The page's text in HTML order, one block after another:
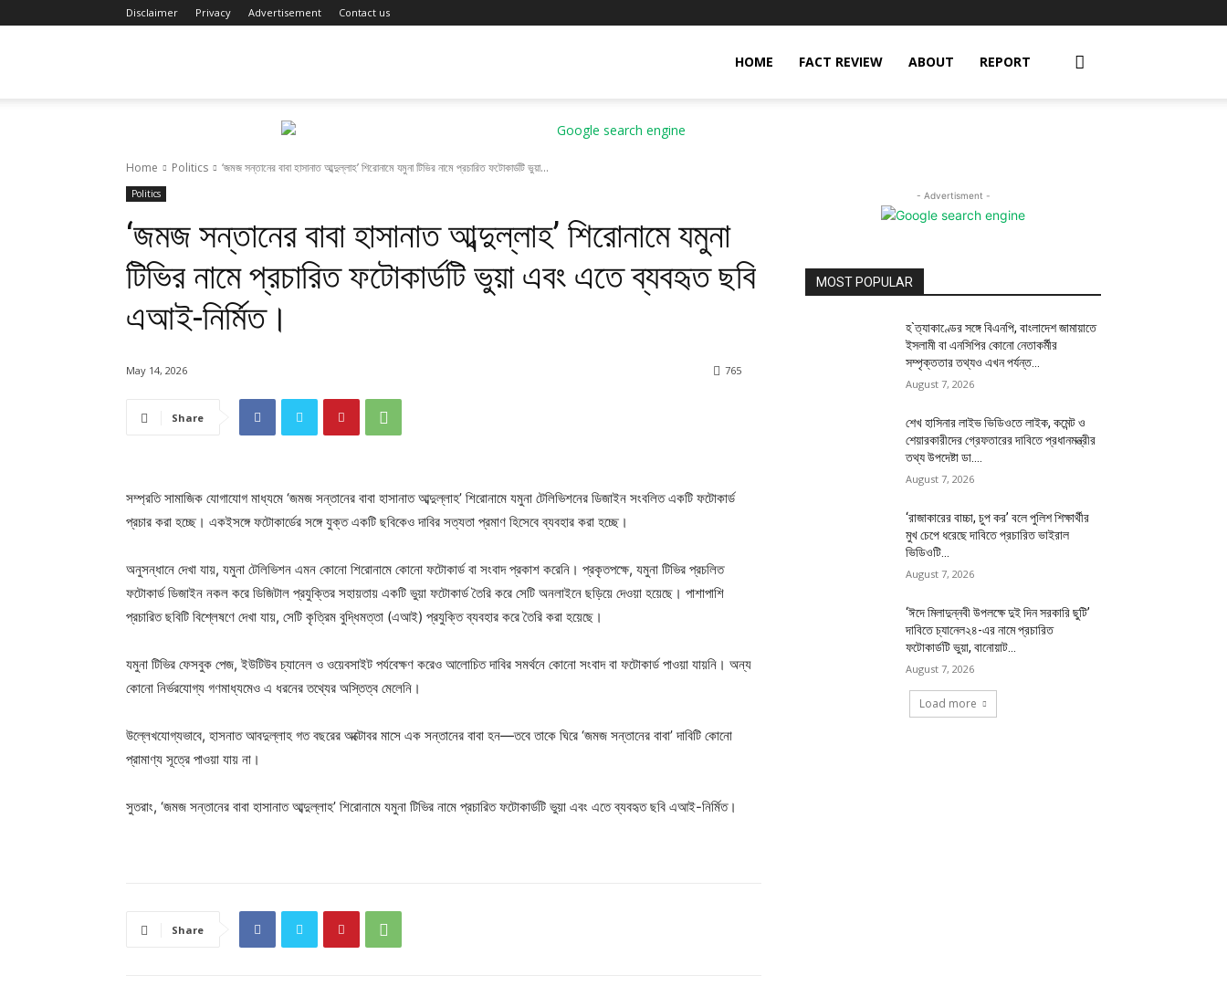
Disclaimer Privacy Advertisement Contact us
HOME FACT REVIEW ABOUT REPORT
Home Politics ‘জমজ সন্তানের বাবা হাসানাত আব্দুল্লাহ’ শিরোনামে যমুনা টিভির নামে প্রচারিত ফটোকার্ডটি ভুয়া...
Politics
‘জমজ সন্তানের বাবা হাসানাত আব্দুল্লাহ’ শিরোনামে যমুনা
টিভির নামে প্রচারিত ফটোকার্ডটি ভুয়া এবং এতে ব্যবহৃত ছবি
এআই-নির্মিত।
May 14, 2026 765
Share
সম্প্রতি সামাজিক যোগাযোগ মাধ্যমে ‘জমজ সন্তানের বাবা হাসানাত আব্দুল্লাহ’ শিরোনামে যমুনা টেলিভিশনের ডিজাইন সংবলিত একটি ফটোকার্ড
প্রচার করা হচ্ছে। একইসঙ্গে ফটোকার্ডের সঙ্গে যুক্ত একটি ছবিকেও দাবির সত্যতা প্রমাণ হিসেবে ব্যবহার করা হচ্ছে।
অনুসন্ধানে দেখা যায়, যমুনা টেলিভিশন এমন কোনো শিরোনামে কোনো ফটোকার্ড বা সংবাদ প্রকাশ করেনি। প্রকৃতপক্ষে, যমুনা টিভির প্রচলিত
ফটোকার্ড ডিজাইন নকল করে ডিজিটাল প্রযুক্তির সহায়তায় একটি ভুয়া ফটোকার্ড তৈরি করে সেটি অনলাইনে ছড়িয়ে দেওয়া হয়েছে। পাশাপাশি
প্রচারিত ছবিটি বিশ্লেষণে দেখা যায়, সেটি কৃত্রিম বুদ্ধিমত্তা (এআই) প্রযুক্তি ব্যবহার করে তৈরি করা হয়েছে।
যমুনা টিভির ফেসবুক পেজ, ইউটিউব চ্যানেল ও ওয়েবসাইট পর্যবেক্ষণ করেও আলোচিত দাবির সমর্থনে কোনো সংবাদ বা ফটোকার্ড পাওয়া যায়নি। অন্য
কোনো নির্ভরযোগ্য গণমাধ্যমেও এ ধরনের তথ্যের অস্তিত্ব মেলেনি।
উল্লেখযোগ্যভাবে, হাসনাত আবদুল্লাহ গত বছরের অক্টোবর মাসে এক সন্তানের বাবা হন—তবে তাকে ঘিরে ‘জমজ সন্তানের বাবা’ দাবিটি কোনো
প্রামাণ্য সূত্রে পাওয়া যায় না।
সুতরাং, ‘জমজ সন্তানের বাবা হাসানাত আব্দুল্লাহ’ শিরোনামে যমুনা টিভির নামে প্রচারিত ফটোকার্ডটি ভুয়া এবং এতে ব্যবহৃত ছবি এআই-নির্মিত।
Share
- Advertisment -
MOST POPULAR
হ`ত্যাকাণ্ডের সঙ্গে বিএনপি, বাংলাদেশ জামায়াতে
ইসলামী বা এনসিপির কোনো নেতাকর্মীর
সম্পৃক্ততার তথ্যও এখন পর্যন্ত...
August 7, 2026
শেখ হাসিনার লাইভ ভিডিওতে লাইক, কমেন্ট ও
শেয়ারকারীদের গ্রেফতারের দাবিতে প্রধানমন্ত্রীর
তথ্য উপদেষ্টা ডা....
August 7, 2026
‘রাজাকারের বাচ্চা, চুপ কর’ বলে পুলিশ শিক্ষার্থীর
মুখ চেপে ধরেছে দাবিতে প্রচারিত ভাইরাল
ভিডিওটি...
August 7, 2026
‘ঈদে মিলাদুন্নবী উপলক্ষে দুই দিন সরকারি ছুটি’
দাবিতে চ্যানেল২৪-এর নামে প্রচারিত
ফটোকার্ডটি ভুয়া, বানোয়াট...
August 7, 2026
Load more